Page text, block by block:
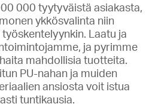
000 tyytyväistä asiakasta,
ykkösvalinta niin
Laatu ja
ja pyrimme
mahdollisia tuotteita.
PU-nahan ja muiden
ansiosta voit istua
tuntikausia.